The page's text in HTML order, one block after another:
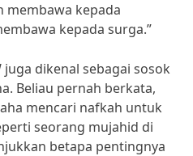
membawa kepada
kepada surga.”
juga dikenal sebagai sosok
Beliau pernah berkata,
mencari nafkah untuk
seorang mujahid di
betapa pentingnya